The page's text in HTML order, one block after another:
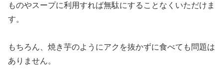
ものやスープに利用すれば無駄にすることなくいただけま
す。
もちろん、焼き芋のようにアクを抜かずに食べても問題は
ありません。